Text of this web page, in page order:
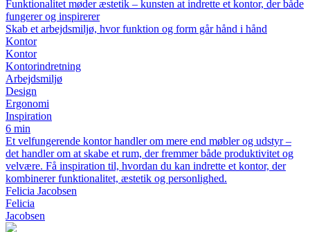
Funktionalitet møder æstetik – kunsten at indrette et kontor, der både
fungerer og inspirerer
Skab et arbejdsmiljø, hvor funktion og form går hånd i hånd
Kontor
Kontor
Kontorindretning
Arbejdsmiljø
Design
Ergonomi
Inspiration
6 min
Et velfungerende kontor handler om mere end møbler og udstyr –
det handler om at skabe et rum, der fremmer både produktivitet og
velvære. Få inspiration til, hvordan du kan indrette et kontor, der
kombinerer funktionalitet, æstetik og personlighed.
Felicia Jacobsen
Felicia
Jacobsen